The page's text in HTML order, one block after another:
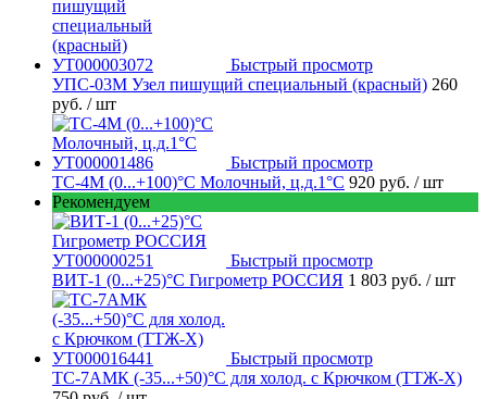
Быстрый просмотр
УПС-03М Узел пишущий специальный (красный) 260
руб. / шт
Быстрый просмотр
ТС-4М (0...+100)°С Молочный, ц.д.1°С 920 руб. / шт
Рекомендуем
Быстрый просмотр
ВИТ-1 (0...+25)°С Гигрометр РОССИЯ 1 803 руб. / шт
Быстрый просмотр
ТС-7АМК (-35...+50)°С для холод. с Крючком (ТТЖ-Х)